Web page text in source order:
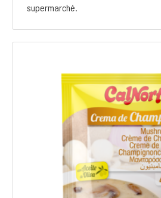
supermarché.